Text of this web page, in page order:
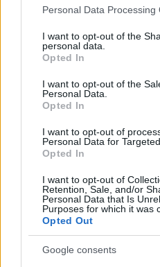
Please note that this website/
not limited to your visit or
grant or deny consent to
use your data for below
consent section.
Personal Data Processing
I want to opt-out of the
personal data.
Opted In
I want to opt-out of the
Personal Data.
Opted In
I want to opt-out of
Personal Data for
Opted In
I want to opt-out of
Retention, Sale, and/or
Personal Data that Is
Purposes for which it was
Opted Out
Google consents
window.
Alonso ugyanakkor
es karrierje mellett nehéz
szerepelni.
EZEKET IS
Újabb
magához